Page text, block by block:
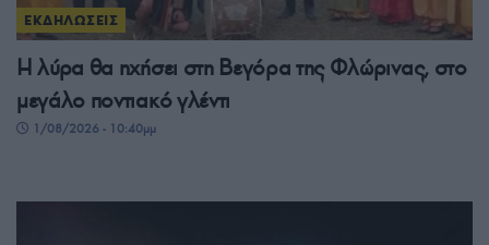
ΕΚΔΗΛΩΣΕΙΣ
Η λύρα θα ηχήσει στη Βεγόρα της Φλώρινας, στο
μεγάλο ποντιακό γλέντι
1/08/2026 - 10:40μμ